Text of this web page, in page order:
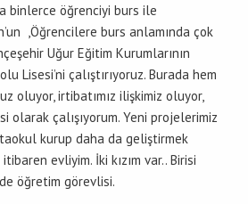
binlerce öğrenciyi burs ile
,Öğrencilere burs anlamında çok
Uğur Eğitim Kurumlarının
Lisesi’ni çalıştırıyoruz. Burada hem
oluyor, irtibatımız ilişkimiz oluyor,
olarak çalışıyorum. Yeni projelerimiz
kurup daha da geliştirmek
evliyim. İki kızım var.. Birisi
öğretim görevlisi.